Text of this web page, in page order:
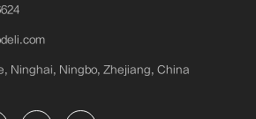
Ninghai, Ningbo, Zhejiang, China